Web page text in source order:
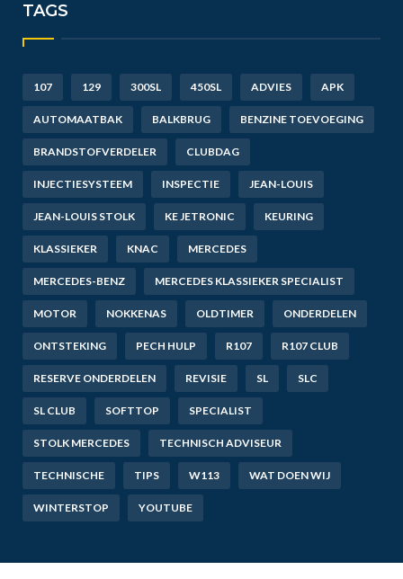
TAGS
107 129 300SL 450SL ADVIES APK
AUTOMAATBAK BALKBRUG BENZINE TOEVOEGING
BRANDSTOFVERDELER CLUBDAG
INJECTIESYSTEEM INSPECTIE JEAN-LOUIS
JEAN-LOUIS STOLK KE JETRONIC KEURING
KLASSIEKER KNAC MERCEDES
MERCEDES-BENZ MERCEDES KLASSIEKER SPECIALIST
MOTOR NOKKENAS OLDTIMER ONDERDELEN
ONTSTEKING PECH HULP R107 R107 CLUB
RESERVE ONDERDELEN REVISIE SL SLC
SL CLUB SOFTTOP SPECIALIST
STOLK MERCEDES TECHNISCH ADVISEUR
TECHNISCHE TIPS W113 WAT DOEN WIJ
WINTERSTOP YOUTUBE